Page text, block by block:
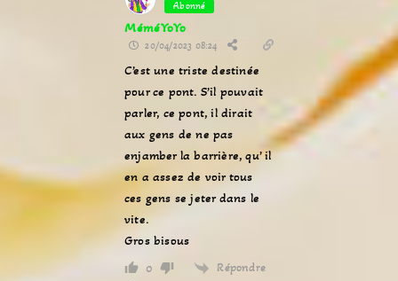
Abonné
MéméYoYo
20/04/2023 08:24
C’est une triste destinée
pour ce pont. S’il pouvait
parler, ce pont, il dirait
aux gens de ne pas
enjamber la barrière, qu’ il
en a assez de voir tous
ces gens se jeter dans le
vite.
Gros bisous
0 Répondre